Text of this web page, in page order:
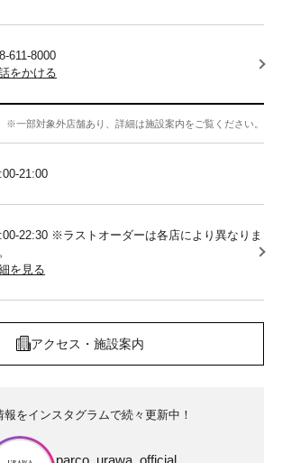
611-8000
をかける
※一部対象外店舗あり、詳細は施設案内をご覧ください。
22:30 ※ラストオーダーは各店により異なりま
を見る
アクセス・施設案内
報をインスタグラムで続々更新中！
parco_urawa_official